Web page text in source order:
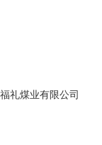
礼煤业有限公司